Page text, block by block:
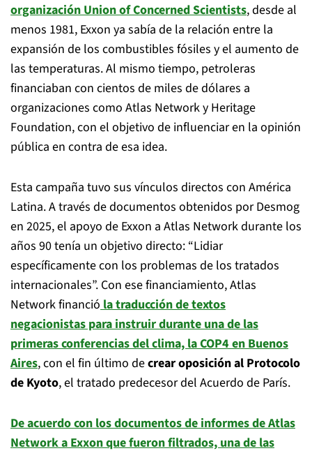
organización Union of Concerned Scientists, desde al
menos 1981, Exxon ya sabía de la relación entre la
expansión de los combustibles fósiles y el aumento de
las temperaturas. Al mismo tiempo, petroleras
financiaban con cientos de miles de dólares a
organizaciones como Atlas Network y Heritage
Foundation, con el objetivo de influenciar en la opinión
pública en contra de esa idea.
Esta campaña tuvo sus vínculos directos con América
Latina. A través de documentos obtenidos por Desmog
en 2025, el apoyo de Exxon a Atlas Network durante los
años 90 tenía un objetivo directo: “Lidiar
específicamente con los problemas de los tratados
internacionales”. Con ese financiamiento, Atlas
Network financióla traducción de textos
negacionistas para instruir durante una de las
primeras conferencias del clima, la COP4 en Buenos
Aires, con el fin último decrear oposición al Protocolo
de Kyoto, el tratado predecesor del Acuerdo de París.
De acuerdo con los documentos de informes de Atlas
Network a Exxon que fueron filtrados, una de las